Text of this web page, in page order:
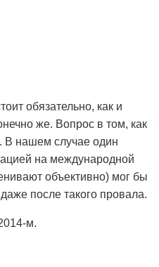
обязательно, как и
же. Вопрос в том, как
В нашем случае один
на международной
объективно) мог бы
после такого провала.
м.